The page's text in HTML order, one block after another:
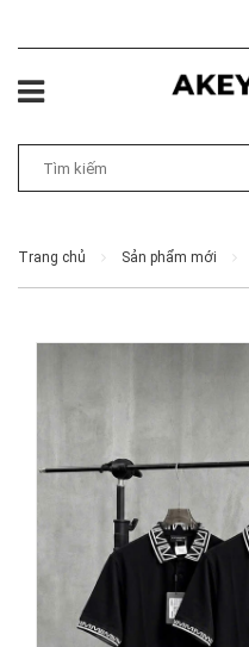
Trang chủ Sản phẩm mới